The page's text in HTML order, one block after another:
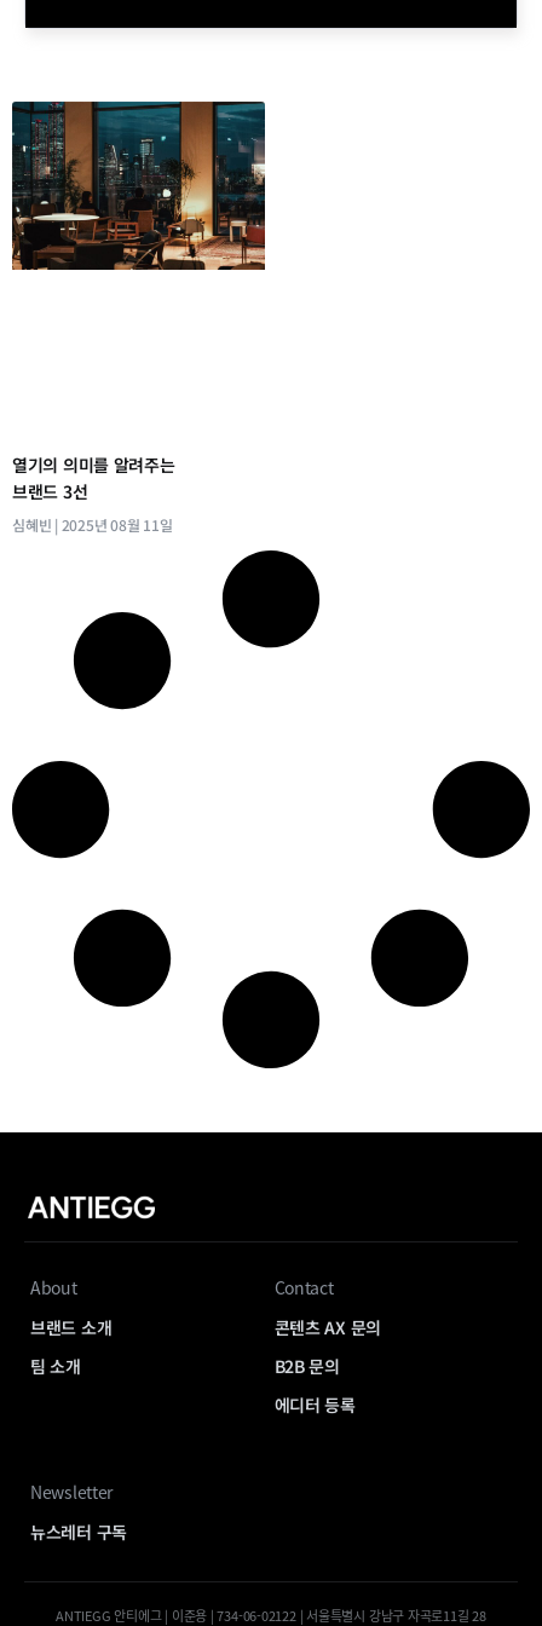
열기의 의미를 알려주는
브랜드 3선
심혜빈 2025년 08월 11일
About
브랜드 소개
팀 소개
Contact
콘텐츠 AX 문의
B2B 문의
에디터 등록
Newsletter
뉴스레터 구독
ANTIEGG 안티에그 | 이준용 | 734-06-02122 | 서울특별시 강남구 자곡로11길 28